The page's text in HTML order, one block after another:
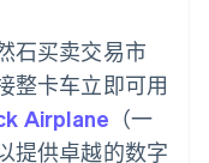
服
石买卖交易市
整卡车立即可用
Airplane （一
提供卓越的数字